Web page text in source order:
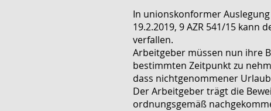
In unionskonformer
19.2.2019, 9 AZR 541/15
verfallen.
Arbeitgeber müssen nun ihre
bestimmten Zeitpunkt zu
dass nichtgenommener
Der Arbeitgeber trägt die
ordnungsgemäß